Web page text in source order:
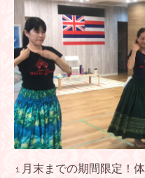
１ 月末までの期間限定！